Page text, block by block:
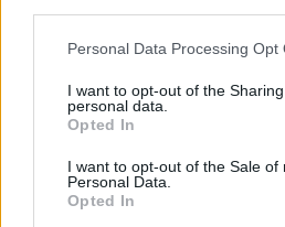
Please note that this website/app
not limited to your visit or usage
grant or deny consent to Google
use your data for below specified
consent section.
Personal Data Processing Opt
I want to opt-out of the
personal data.
Opted In
I want to opt-out of the Sale of
Personal Data.
Opted In
Παρόντες μεταξύ άλλων στη